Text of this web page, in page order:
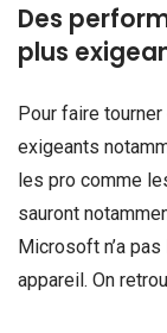
Des
plus
Pour faire
exigeants
les pro comme
sauront
Microsoft n’a
appareil. On